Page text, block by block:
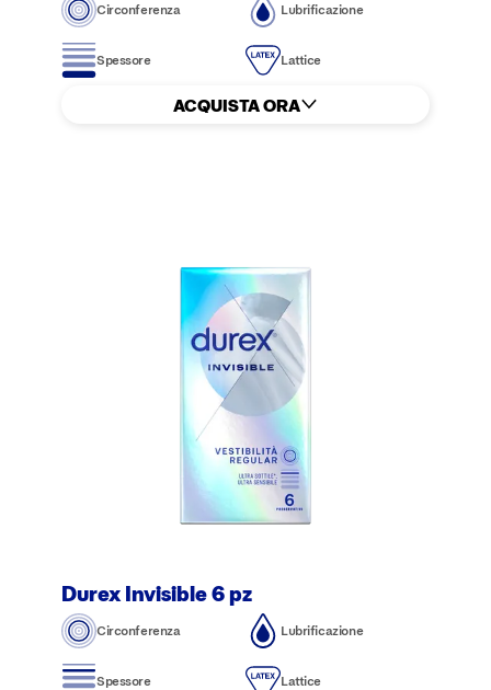
Circonferenza Lubrificazione
Spessore Lattice
ACQUISTA ORA
Durex Invisible 6 pz
Circonferenza Lubrificazione
Spessore Lattice